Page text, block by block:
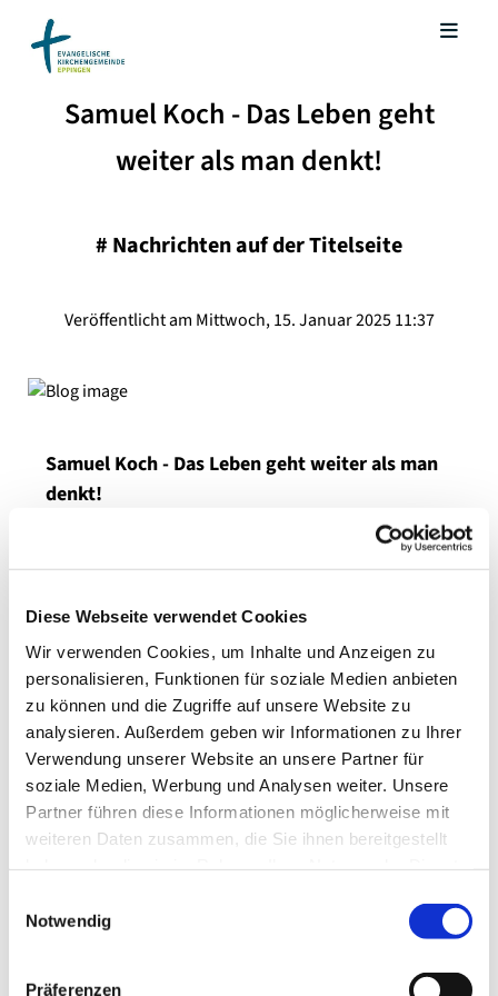
Diese Webseite verwendet Cookies
Wir verwenden Cookies, um Inhalte und Anzeigen zu
personalisieren, Funktionen für soziale Medien anbieten
zu können und die Zugriffe auf unsere Website zu
analysieren. Außerdem geben wir Informationen zu Ihrer
Verwendung unserer Website an unsere Partner für
soziale Medien, Werbung und Analysen weiter. Unsere
Partner führen diese Informationen möglicherweise mit
weiteren Daten zusammen, die Sie ihnen bereitgestellt
Notwendig
Präferenzen
Samuel Koch - Das Leben geht
weiter als man denkt!
# Nachrichten auf der Titelseite
Veröffentlicht am Mittwoch, 15. Januar 2025 11:37
Samuel Koch - Das Leben geht weiter als man
denkt!
Samuel Koch - Das Leben geht weiter als man denkt!
AmSamstag, 29.03.2025um19 Uhrkommt Samuel
"Das Leben geht weiter als man denkt!" in die
evangelische Kirche.
Ticktes und weitere Informationen erhalten Sie unter
www.kirchlich-ambulanter-hospi...oder
www.cevents.de
Veranstalter ist der Kirchlich ambulante Hospitzdienst
Kraichgau e.V.